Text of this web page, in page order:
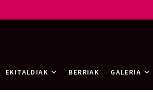
EKITALDIAK BERRIAK GALERIA